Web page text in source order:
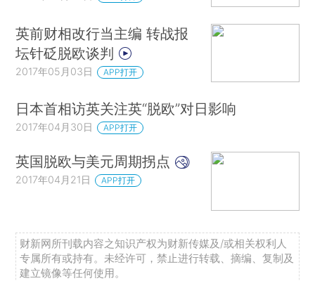
英前财相改行当主编 转战报
坛针砭脱欧谈判
2017年05月03日 APP打开
日本首相访英关注英“脱欧”对日影响
2017年04月30日 APP打开
英国脱欧与美元周期拐点
2017年04月21日 APP打开
财新网所刊载内容之知识产权为财新传媒及/或相关权利人
专属所有或持有。未经许可，禁止进行转载、摘编、复制及
建立镜像等任何使用。